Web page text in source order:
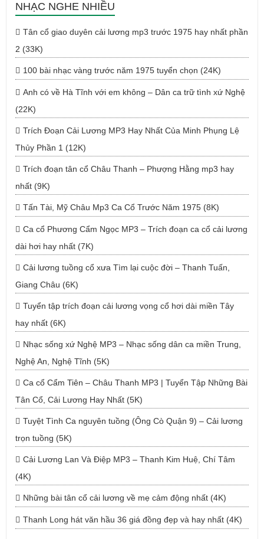
NHẠC NGHE NHIỀU
Tân cổ giao duyên cải lương mp3 trước 1975 hay nhất phần
2 (33K)
100 bài nhạc vàng trước năm 1975 tuyển chọn (24K)
Anh có về Hà Tĩnh với em không – Dân ca trữ tình xứ Nghệ
(22K)
Trích Đoạn Cải Lương MP3 Hay Nhất Của Minh Phụng Lệ
Thủy Phần 1 (12K)
Trích đoạn tân cổ Châu Thanh – Phượng Hằng mp3 hay
nhất (9K)
Tấn Tài, Mỹ Châu Mp3 Ca Cổ Trước Năm 1975 (8K)
Ca cổ Phương Cẩm Ngọc MP3 – Trích đoạn ca cổ cải lương
dài hơi hay nhất (7K)
Cải lương tuồng cổ xưa Tìm lại cuộc đời – Thanh Tuấn,
Giang Châu (6K)
Tuyển tập trích đoạn cải lương vọng cổ hơi dài miền Tây
hay nhất (6K)
Nhạc sống xứ Nghệ MP3 – Nhạc sống dân ca miền Trung,
Nghệ An, Nghệ Tĩnh (5K)
Ca cổ Cẩm Tiên – Châu Thanh MP3 | Tuyển Tập Những Bài
Tân Cổ, Cải Lương Hay Nhất (5K)
Tuyệt Tình Ca nguyên tuồng (Ông Cò Quận 9) – Cải lương
trọn tuồng (5K)
Cải Lương Lan Và Điệp MP3 – Thanh Kim Huệ, Chí Tâm
(4K)
Những bài tân cổ cải lương về mẹ cảm động nhất (4K)
Thanh Long hát văn hầu 36 giá đồng đẹp và hay nhất (4K)